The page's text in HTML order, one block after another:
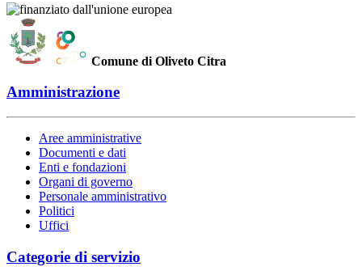
Comune di Oliveto Citra
Amministrazione
Aree amministrative
Documenti e dati
Enti e fondazioni
Organi di governo
Personale amministrativo
Politici
Uffici
Categorie di servizio